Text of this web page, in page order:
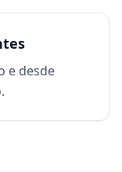
e desde